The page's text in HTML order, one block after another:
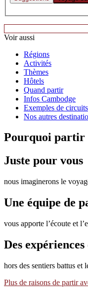
Voir aussi
Régions
Activités
Thèmes
Hôtels
Quand partir
Infos Cambodge
Exemples de circuits
Nos autres
Pourquoi partir
Juste pour vous
nous imaginerons le
Une équipe de
vous apporte l’écoute et
Des
hors des sentiers battus et
Plus de raisons de partir